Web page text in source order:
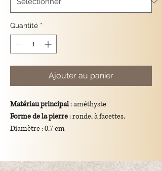
Quantité *
Ajouter au panier
Matériau principal: améthyste
Forme de la pierre: ronde, à facettes.
Diamètre : 0,7 cm
de 3 cm